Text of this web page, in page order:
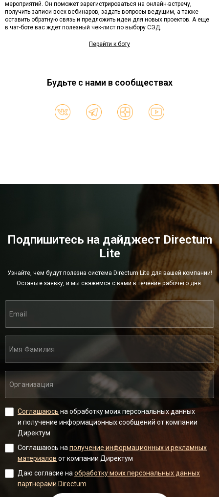
мероприятий. Он поможет зарегистрироваться на онлайн-встречу,
получить записи всех вебинаров, задать вопросы ведущим, а также
оставить обратную связь и предложить идеи для новых проектов. А еще
в чат-боте вас ждет полезный чек-лист по выбору СЭД.
Перейти к боту
Будьте с нами в сообществах
Подпишитесь на дайджест Directum
Lite
Узнайте, чем будут полезна система Directum Lite для вашей компании!
Оставьте заявку, и мы свяжемся с вами в течение рабочего дня.
Соглашаюсь на обработку моих персональных данных
и получение информационных сообщений от компании
Директум
Соглашаюсь на получение информационных и рекламных
материалов от компании Директум
Даю согласие на обработку моих персональных данных
партнерами Directum